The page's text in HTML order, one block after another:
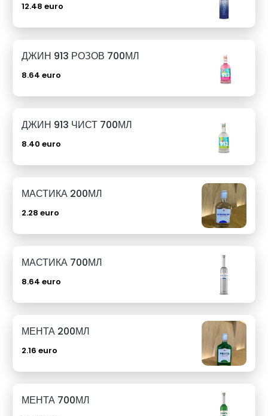
12.48 euro
ДЖИН 913 РОЗОВ 700МЛ
8.64 euro
ДЖИН 913 ЧИСТ 700МЛ
8.40 euro
МАСТИКА 200МЛ
2.28 euro
МАСТИКА 700МЛ
8.64 euro
МЕНТА 200МЛ
2.16 euro
МЕНТА 700МЛ